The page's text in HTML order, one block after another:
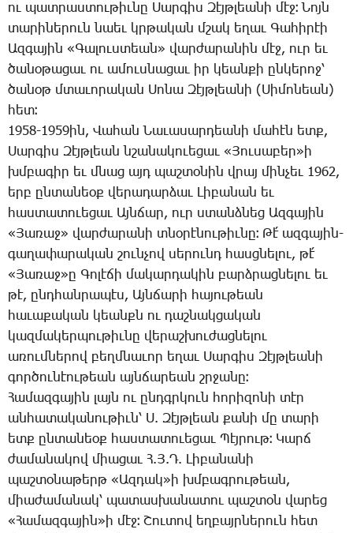
ու պատ­րաս­տու­թիւ­նը ­Սար­գիս ­Զէյթ­լեա­նի մէջ։ ­Նոյն
տա­րի­նե­րուն նաեւ կրթա­կան մշակ ե­ղաւ ­Գա­հի­րէի
Ազ­գա­յին «­Գա­լուս­տեան» վար­ժա­րա­նին մէջ, ուր եւ
ծա­նօ­թա­ցաւ ու ա­մուս­նա­ցաւ իր կեան­քի ըն­կե­րոջ՝
ծա­նօթ մտա­ւո­րա­կան ­Սո­նա ­Զէյթ­լեա­նի (­Սի­մո­նեան)
հետ։
1958-1959ին, ­Վա­հան ­Նա­ւա­սար­դեա­նի մա­հէն ետք,
­Սար­գիս ­Զէյթ­լեան նշա­նա­կո­ւե­ցաւ «­Յու­սա­բեր»ի
խմբա­գիր եւ մնաց այդ պաշ­տօ­նին վրայ մին­չեւ 1962,
երբ ըն­տա­նեօք վե­րա­դար­ձաւ ­Լի­բա­նան եւ
հաս­տա­տո­ւե­ցաւ Այն­ճար, ուր ստանձ­նեց Ազ­գա­յին
«­Յա­ռաջ» վար­ժա­րա­նի տնօ­րէ­նու­թիւ­նը։ ­Թէ՛ ազ­գա­յին-
գա­ղա­փա­րա­կան շուն­չով սե­րունդ հասց­նե­լու, թէ՛
«­Յա­ռաջ»ը ­Գո­լէ­ճի մա­կար­դա­կին բարձ­րաց­նե­լու եւ
թէ, ընդ­հան­րա­պէս, Այն­ճա­րի հա­յու­թեան
հա­ւա­քա­կան կեանքն ու դաշ­նակ­ցա­կան
կազ­մա­կեր­պու­թիւ­նը վե­րաշ­խու­ժաց­նե­լու
ա­ռում­նե­րով բեղմ­նա­ւոր ե­ղաւ ­Սար­գիս ­Զէյթ­լեա­նի
գոր­ծու­նէու­թեան այն­ճա­րեան շրջա­նը։
­Հա­մազ­գա­յին լայն ու ընդգր­կուն հո­րի­զո­նի տէր
ան­հա­տա­կա­նու­թիւն՝ Ս. ­Զէյթ­լեան քա­նի մը տա­րի
ետք ըն­տա­նեօք հաս­տա­տո­ւե­ցաւ ­Պէյ­րութ։ ­Կարճ
ժա­մա­նա­կով միա­ցաւ Հ.Յ.Դ. ­Լի­բա­նա­նի
պաշ­տօ­նա­թերթ «Ազ­դակ»ի խմբագ­րու­թեան,
միա­ժա­մա­նակ՝ պա­տաս­խա­նա­տու պաշ­տօն վա­րեց
«­Հա­մազ­գա­յին»ի մէջ։ ­Շու­տով եղ­բայր­նե­րուն հետ